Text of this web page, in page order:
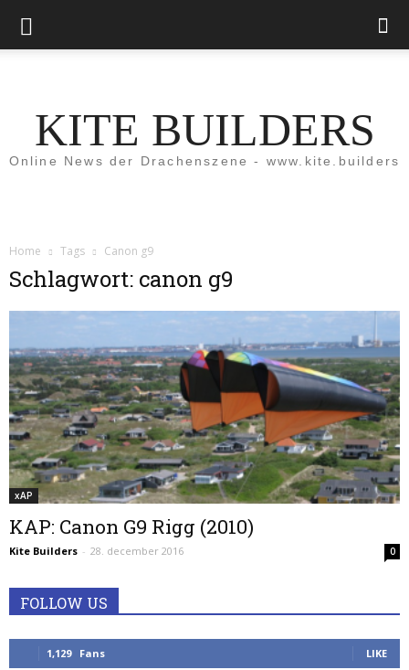
KITE BUILDERS
Online News der Drachenszene - www.kite.builders
Home Tags Canon g9
Schlagwort: canon g9
xAP
KAP: Canon G9 Rigg (2010)
Kite Builders - 28. december 2016 0
FOLLOW US
1,129 Fans LIKE